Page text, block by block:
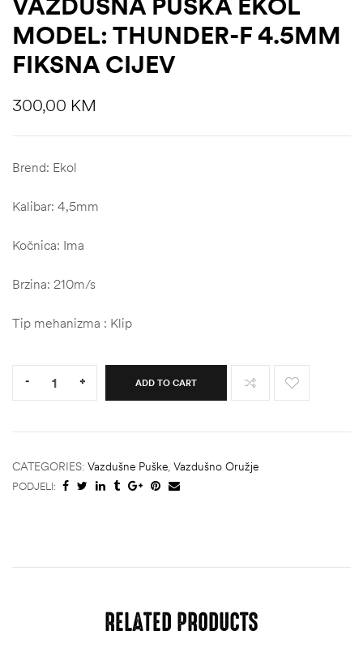
MODEL: THUNDER-F 4.5MM
FIKSNA CIJEV
300,00 KM
Brend: Ekol
Kalibar: 4,5mm
Kočnica: Ima
Brzina: 210m/s
Tip mehanizma : Klip
- + ADD TO CART
CATEGORIES: Vazdušne Puške, Vazdušno Oružje
PODJELI:
RELATED PRODUCTS